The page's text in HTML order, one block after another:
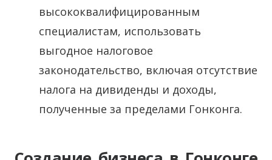
высококвалифицированным
специалистам, использовать
выгодное налоговое
законодательство, включая отсутствие
налога на дивиденды и доходы,
полученные за пределами Гонконга.